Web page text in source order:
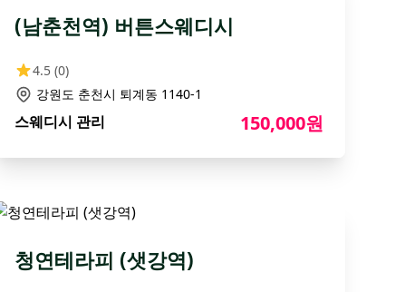
(남춘천역) 버튼스웨디시
4.5(0)
강원도 춘천시 퇴계동 1140-1
스웨디시 관리 150,000원
청연테라피 (샛강역)